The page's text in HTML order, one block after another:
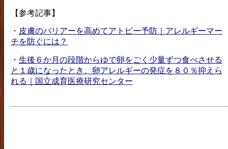
【参考記事】
・ 皮膚のバリアーを高めてアトピー予防｜アレルギーマー
チを防ぐには？
・ 生後６か月の段階からゆで卵をごく少量ずつ食べさせる
と１歳になったとき、卵アレルギーの発症を８０％抑えら
れる｜国立成育医療研究センター